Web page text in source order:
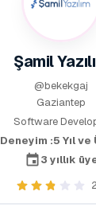
Şamil
@bekekgaj
Gaziantep
Software
Deneyim :5 Yıl
3 yıllık